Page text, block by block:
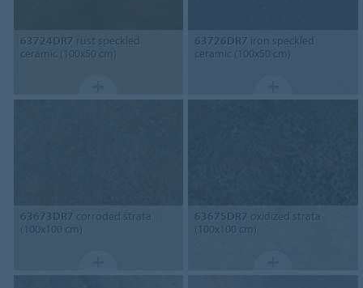
63724DR7 rust speckled
ceramic (100x50 cm)
63726DR7 iron speckled
ceramic (100x50 cm)
63673DR7 corroded strata
(100x100 cm)
63675DR7 oxidized strata
(100x100 cm)